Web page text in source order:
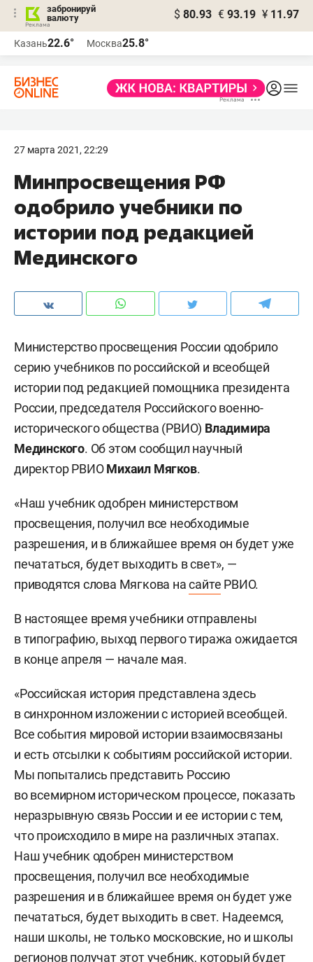
забронируй
валюту
$ 80.93 € 93.19 ¥ 11.97
Казань22.6° Москва25.8°
27 марта 2021, 22:29
Минпросвещения РФ
одобрило учебники по
истории под редакцией
Мединского
Министерство просвещения России одобрило
серию учебников по российской и всеобщей
истории под редакцией помощника президента
России, председателя Российского военно-
исторического общества (РВИО) Владимира
Мединского. Об этом сообщил научный
директор РВИОМихаил Мягков.
«Наш учебник одобрен министерством
просвещения, получил все необходимые
разрешения, и в ближайшее время он будет уже
печататься, будет выходить в свет», —
приводятся слова Мягкова насайте РВИО.
В настоящее время учебники отправлены
в типографию, выход первого тиража ожидается
в конце апреля — начале мая.
«Российская история представлена здесь
в синхронном изложении с историей всеобщей.
Все события мировой истории взаимосвязаны
и есть отсылки к событиям российской истории.
Мы попытались представить Россию
во всемирном историческом процессе, показать
неразрывную связь России и ее истории с тем,
что происходило в мире на различных этапах.
Наш учебник одобрен министерством
просвещения, получил все необходимые
разрешения и в ближайшее время он будет уже
печататься, будет выходить в свет. Надеемся,
наши школы, не только московские, но и школы
регионов получат этот учебник, который будет